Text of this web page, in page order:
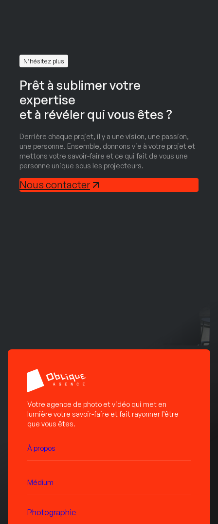
N’hésitez plus
Prêt à sublimer votre
expertise
et à révéler qui vous êtes ?
Derrière chaque projet, il y a une vision, une passion,
une personne. Ensemble, donnons vie à votre projet et
mettons votre savoir-faire et ce qui fait de vous une
personne unique sous les projecteurs.
Nous contacter
Votre agence de photo et vidéo qui met en
lumière votre savoir-faire et fait rayonner l’être
que vous êtes.
À propos
Médium
Photographie